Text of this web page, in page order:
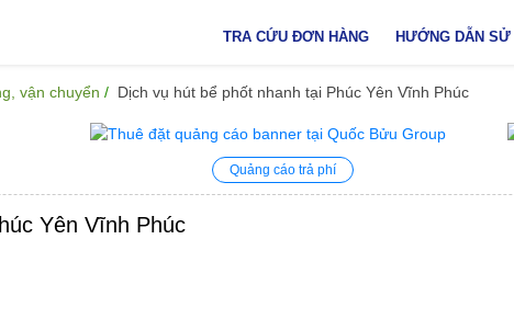
TRA CỨU ĐƠN HÀNG HƯỚNG DẪN SỬ
vận chuyển Dịch vụ hút bể phốt nhanh tại Phúc Yên Vĩnh Phúc
Quảng cáo trả phí
Yên Vĩnh Phúc